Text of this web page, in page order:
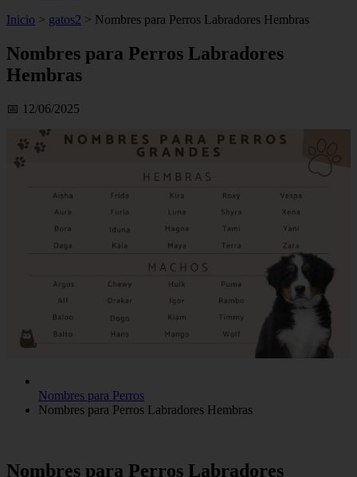
Inicio > gatos2 > Nombres para Perros Labradores Hembras
Nombres para Perros Labradores
Hembras
📅 12/06/2025
Nombres para Perros
Nombres para Perros Labradores Hembras
Nombres para Perros Labradores